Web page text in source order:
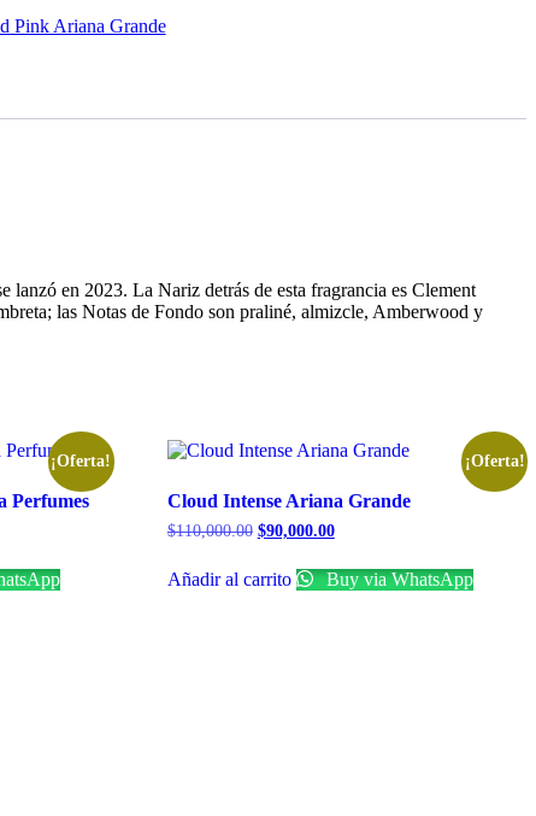
Pink Ariana Grande
lanzó en 2023. La Nariz detrás de esta fragrancia es Clement
las Notas de Fondo son praliné, almizcle, Amberwood y
¡Oferta!
Perfumes
¡Oferta!
Cloud Intense Ariana Grande
$110,000.00 $90,000.00
Añadir al carrito Buy via WhatsApp